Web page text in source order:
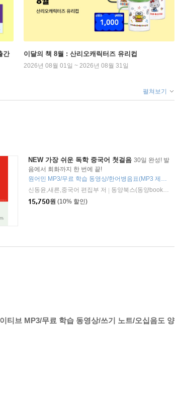
간
이달의 책 8월 : 산리오캐릭터즈 유리컵
2026년 08월 01일 ~ 2026년 08월 31일
펼쳐보기
NEW 가장 쉬운 독학 중국어 첫걸음 30일 완성! 발
음에서 회화까지 한 번에 끝!
원어민 MP3/무료 학습 동영상/한어병음표(MP3 제공)/간체자 쓰기 노트/학습 플래너/HSK 단어장
신동윤,새른,중국어 편집부 저
동양북스(동양books)
15,750원 (10% 할인)
티브 MP3/무료 학습 동영상/쓰기 노트/오십음도 양